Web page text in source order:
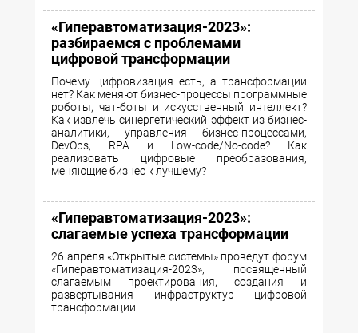
«Гиперавтоматизация-2023»:
разбираемся с проблемами
цифровой трансформации
Почему цифровизация есть, а трансформации
нет? Как меняют бизнес-процессы программные
роботы, чат-боты и искусственный интеллект?
Как извлечь синергетический эффект из бизнес-
аналитики, управления бизнес-процессами,
DevOps, RPA и Low-code/No-code? Как
реализовать цифровые преобразования,
меняющие бизнес к лучшему?
«Гиперавтоматизация-2023»:
слагаемые успеха трансформации
26 апреля «Открытые системы» проведут форум
«Гиперавтоматизация-2023», посвященный
слагаемым проектирования, создания и
развертывания инфраструктур цифровой
трансформации.